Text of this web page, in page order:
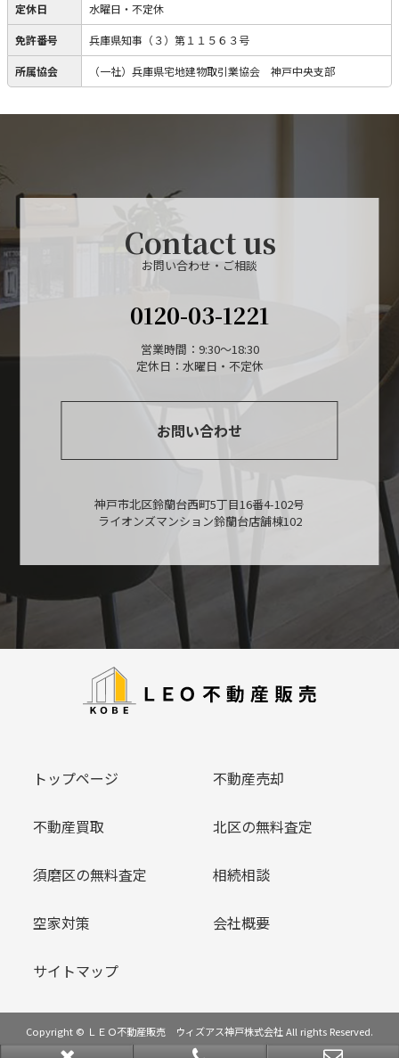
定休日 水曜日・不定休
免許番号 兵庫県知事（３）第１１５６３号
所属協会 （一社）兵庫県宅地建物取引業協会 神戸中央支部
Contact us
お問い合わせ・ご相談
0120-03-1221
営業時間：9:30～18:30
定休日：水曜日・不定休
お問い合わせ
神戸市北区鈴蘭台西町5丁目16番4-102号
ライオンズマンション鈴蘭台店舗棟102
トップページ 不動産売却
不動産買取 北区の無料査定
須磨区の無料査定 相続相談
空家対策 会社概要
サイトマップ
Copyright © ＬＥＯ不動産販売 ウィズアス神戸株式会社 All rights Reserved.
powered by 不動産クラウドオフィス